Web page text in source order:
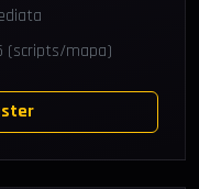
(scripts/mapa)